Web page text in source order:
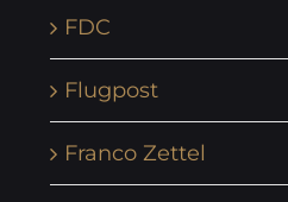
FDC
Flugpost
Franco Zettel